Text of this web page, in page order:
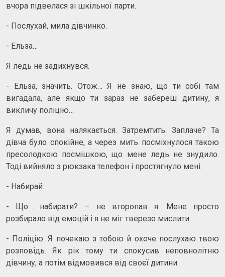
вчора підвелася зі шкільної парти.
- Послухай, мила дівчинко.
- Ельза…
Я ледь не задихнувся.
- Ельза, значить. Отож… Я не знаю, що ти собі там
вигадала, але якщо ти зараз не забереш дитину, я
викличу поліцію…
Я думав, вона налякається. Затремтить. Заплаче? Та
дівча було спокійне, а через мить посміхнулося такою
пресолодкою посмішкою, що мене ледь не знудило.
Тоді вийняло з рюкзака телефон і простягнуло мені:
- Набирай.
- Що… набирати? – не второпав я. Мене просто
розбирало від емоцій і я не міг тверезо мислити.
- Поліцію. Я почекаю з тобою й охоче послухаю твою
розповідь. Як рік тому ти спокусив неповнолітню
дівчину, а потім відмовився від своєї дитини.